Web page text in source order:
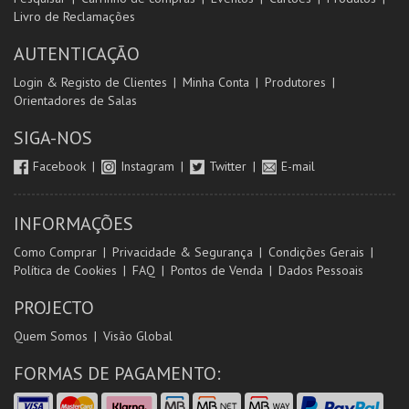
Livro de Reclamações
AUTENTICAÇÃO
Login & Registo de Clientes Minha Conta
Produtores
Orientadores de Salas
SIGA-NOS
Facebook Instagram Twitter E-mail
INFORMAÇÕES
Como Comprar Privacidade & Segurança
Condições Gerais
Política de Cookies
FAQ Pontos de Venda Dados Pessoais
PROJECTO
Quem Somos Visão Global
FORMAS DE PAGAMENTO: